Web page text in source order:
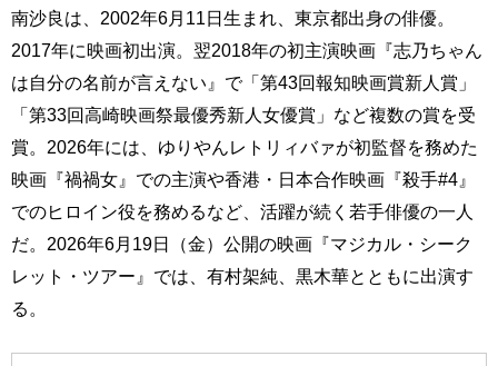
南沙良は、2002年6月11日生まれ、東京都出身の俳優。
2017年に映画初出演。翌2018年の初主演映画『志乃ちゃん
は自分の名前が言えない』で「第43回報知映画賞新人賞」
「第33回高崎映画祭最優秀新人女優賞」など複数の賞を受
賞。2026年には、ゆりやんレトリィバァが初監督を務めた
映画『禍禍女』での主演や香港・日本合作映画『殺手#4』
でのヒロイン役を務めるなど、活躍が続く若手俳優の一人
だ。2026年6月19日（金）公開の映画『マジカル・シーク
レット・ツアー』では、有村架純、黒木華とともに出演す
る。